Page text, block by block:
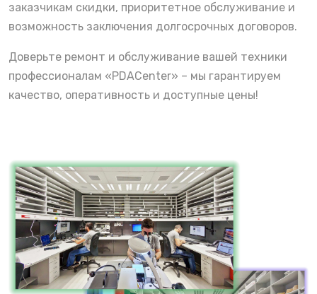
заказчикам скидки, приоритетное обслуживание и
возможность заключения долгосрочных договоров.
Доверьте ремонт и обслуживание вашей техники
профессионалам «PDACenter» – мы гарантируем
качество, оперативность и доступные цены!